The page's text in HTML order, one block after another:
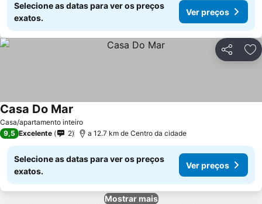
Selecione as datas para ver os preços
exatos.
Ver preços
Partilhar
Casa/apartamento inteiro
Casa Do Mar
9,5 Excelente 2 a 12.7 km de Centro da cidade
Selecione as datas para ver os preços
exatos.
Ver preços
Mostrar mais